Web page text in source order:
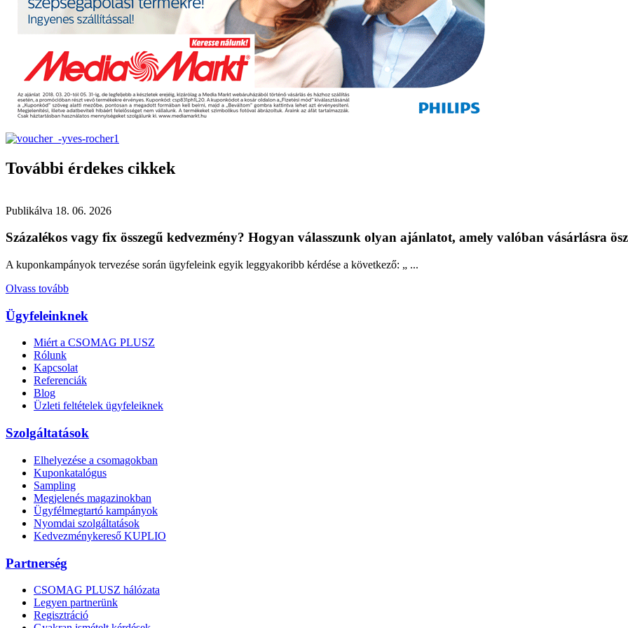
További érdekes cikkek
Publikálva 18. 06. 2026
Százalékos vagy fix összegű kedvezmény? Hogyan válasszunk olyan ajánlatot, amely valóban vásárlásra
A kuponkampányok tervezése során ügyfeleink egyik leggyakoribb kérdése a következő: „ ...
Olvass tovább
Ügyfeleinknek
Miért a CSOMAG PLUSZ
Rólunk
Kapcsolat
Referenciák
Blog
Üzleti feltételek ügyfeleiknek
Szolgáltatások
Elhelyezése a csomagokban
Kuponkatalógus
Sampling
Megjelenés magazinokban
Ügyfélmegtartó kampányok
Nyomdai szolgáltatások
Kedvezménykereső KUPLIO
Partnerség
CSOMAG PLUSZ hálózata
Legyen partnerünk
Regisztráció